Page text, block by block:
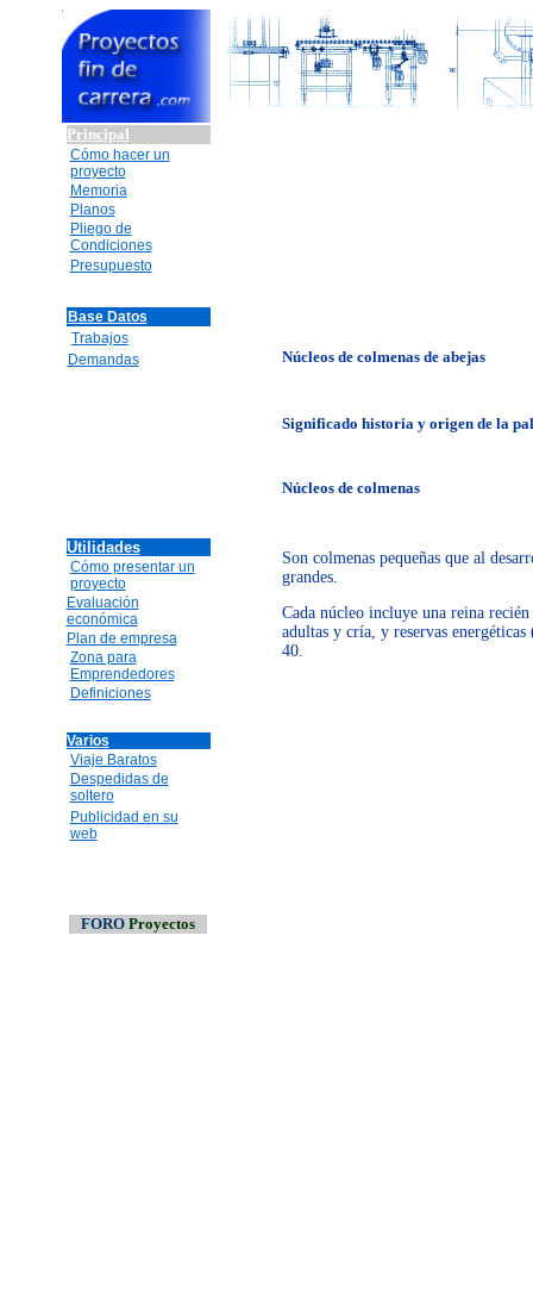
Principal
Cómo hacer un
proyecto
Memoria
Planos
Pliego de
Condiciones
Presupuesto
Base Datos
Trabajos
Demandas
Utilidades
Cómo presentar un
proyecto
Evaluación
económica
Plan de empresa
Zona para
Emprendedores
Definiciones
Varios
Viaje Baratos
Despedidas de
soltero
Publicidad en su
web
FORO Proyectos
Núcleos de colmenasde abejas
Significado historia y origen de la
Núcleos de colmenas
Son colmenas pequeñas que al
grandes.
Cada núcleo incluye una reina
adultas y cría, y reservas
40.